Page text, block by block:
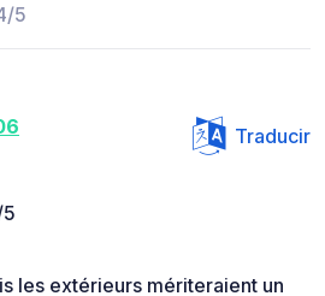
5
Traducir
les extérieurs mériteraient un